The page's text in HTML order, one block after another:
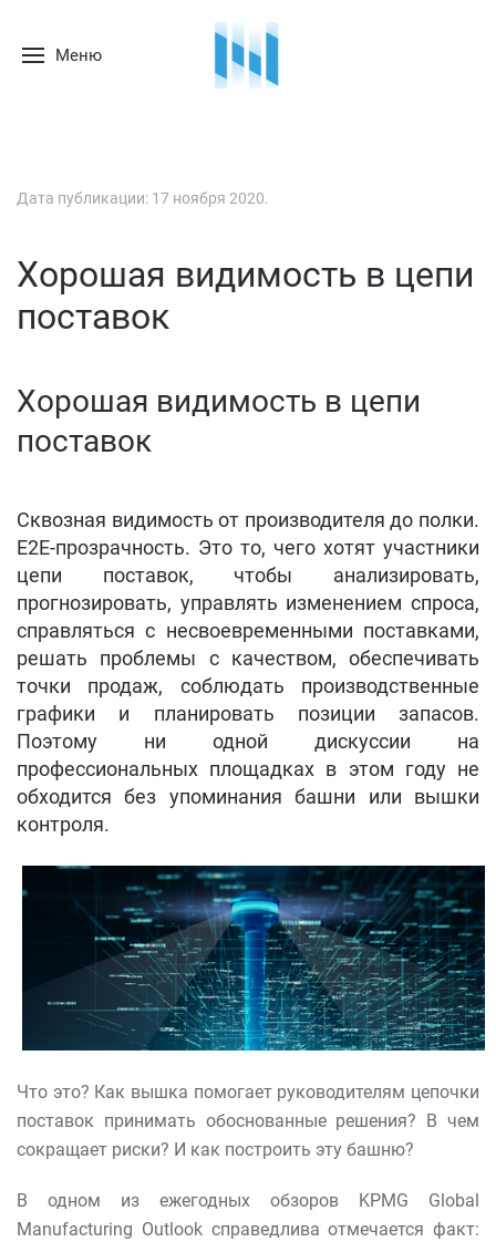
Меню
Дата публикации: 17 ноября 2020.
Хорошая видимость в цепи
поставок
Хорошая видимость в цепи
поставок
Сквозная видимость от производителя до полки.
E2E-прозрачность. Это то, чего хотят участники
цепи поставок, чтобы анализировать,
прогнозировать, управлять изменением спроса,
справляться с несвоевременными поставками,
решать проблемы с качеством, обеспечивать
точки продаж, соблюдать производственные
графики и планировать позиции запасов.
Поэтому ни одной дискуссии на
профессиональных площадках в этом году не
обходится без упоминания башни или вышки
контроля.
Что это? Как вышка помогает руководителям цепочки
поставок принимать обоснованные решения? В чем
сокращает риски? И как построить эту башню?
В одном из ежегодных обзоров KPMG Global
Manufacturing Outlook справедлива отмечается факт: